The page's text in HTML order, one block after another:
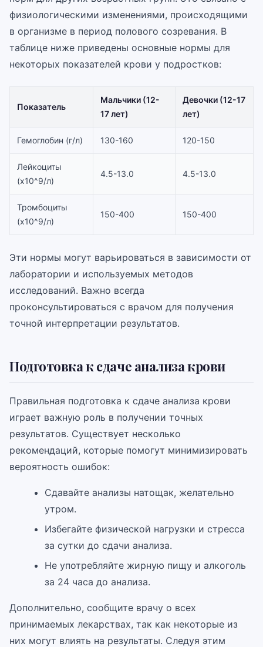
физиологическими изменениями, происходящими
в организме в период полового созревания. В
таблице ниже приведены основные нормы для
некоторых показателей крови у подростков:
Показатель
Мальчики (12-
17 лет)
Девочки (12-17
лет)
Гемоглобин (г/л) 130-160 120-150
Лейкоциты
(x10^9/л)
4.5-13.0 4.5-13.0
Тромбоциты
(x10^9/л)
150-400 150-400
Эти нормы могут варьироваться в зависимости от
лаборатории и используемых методов
исследований. Важно всегда
проконсультироваться с врачом для получения
точной интерпретации результатов.
Подготовка к сдаче анализа крови
Правильная подготовка к сдаче анализа крови
играет важную роль в получении точных
результатов. Существует несколько
рекомендаций, которые помогут минимизировать
вероятность ошибок:
Сдавайте анализы натощак, желательно
утром.
Избегайте физической нагрузки и стресса
за сутки до сдачи анализа.
Не употребляйте жирную пищу и алкоголь
за 24 часа до анализа.
Дополнительно, сообщите врачу о всех
принимаемых лекарствах, так как некоторые из
них могут влиять на результаты. Следуя этим